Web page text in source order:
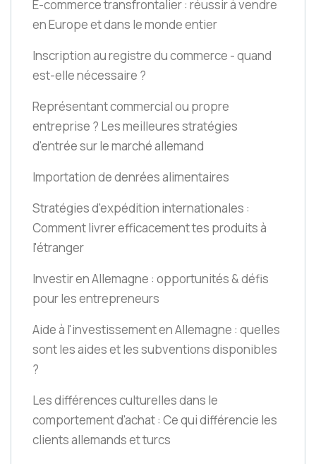
E-commerce transfrontalier : réussir à vendre
en Europe et dans le monde entier
Inscription au registre du commerce - quand
est-elle nécessaire ?
Représentant commercial ou propre
entreprise ? Les meilleures stratégies
d'entrée sur le marché allemand
Importation de denrées alimentaires
Stratégies d'expédition internationales :
Comment livrer efficacement tes produits à
l'étranger
Investir en Allemagne : opportunités & défis
pour les entrepreneurs
Aide à l'investissement en Allemagne : quelles
sont les aides et les subventions disponibles
?
Les différences culturelles dans le
comportement d'achat : Ce qui différencie les
clients allemands et turcs